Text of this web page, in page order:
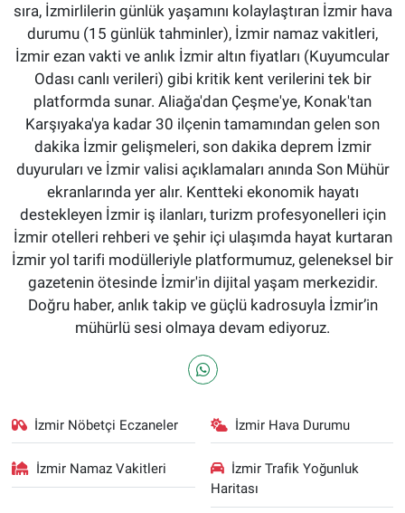
sıra, İzmirlilerin günlük yaşamını kolaylaştıran İzmir hava
durumu (15 günlük tahminler), İzmir namaz vakitleri,
İzmir ezan vakti ve anlık İzmir altın fiyatları (Kuyumcular
Odası canlı verileri) gibi kritik kent verilerini tek bir
platformda sunar. Aliağa'dan Çeşme'ye, Konak'tan
Karşıyaka'ya kadar 30 ilçenin tamamından gelen son
dakika İzmir gelişmeleri, son dakika deprem İzmir
duyuruları ve İzmir valisi açıklamaları anında Son Mühür
ekranlarında yer alır. Kentteki ekonomik hayatı
destekleyen İzmir iş ilanları, turizm profesyonelleri için
İzmir otelleri rehberi ve şehir içi ulaşımda hayat kurtaran
İzmir yol tarifi modülleriyle platformumuz, geleneksel bir
gazetenin ötesinde İzmir'in dijital yaşam merkezidir.
Doğru haber, anlık takip ve güçlü kadrosuyla İzmir’in
mühürlü sesi olmaya devam ediyoruz.
İzmir Nöbetçi Eczaneler İzmir Hava Durumu
İzmir Namaz Vakitleri
İzmir Trafik Yoğunluk
Haritası